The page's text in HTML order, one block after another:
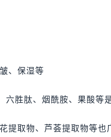
、保湿等
六胜肽、烟酰胺、果酸等
提取物、芦荟提取物等也